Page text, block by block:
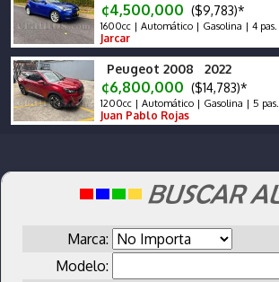
¢4,500,000 ($9,783)*
1600cc | Automático | Gasolina | 4 pas.
Jarcar
Peugeot 2008 2022
¢6,800,000 ($14,783)*
1200cc | Automático | Gasolina | 5 pas.
Juan Pablo Rojas
Marca:
Modelo: